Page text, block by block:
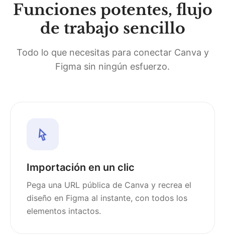
Funciones potentes, flujo
de trabajo sencillo
Todo lo que necesitas para conectar Canva y
Figma sin ningún esfuerzo.
Importación en un clic
Pega una URL pública de Canva y recrea el
diseño en Figma al instante, con todos los
elementos intactos.